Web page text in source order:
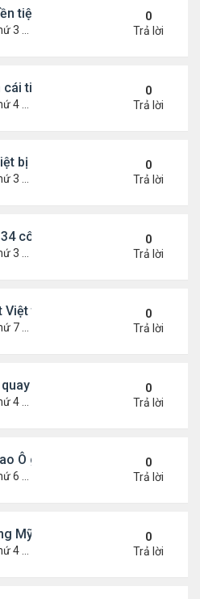
tiệm nail người Việt
31, 2026 4:25 pm
0
Trả lời
tiệm Dollar Tree
25, 2026 7:25 pm
0
Trả lời
bị bắn trọng thương trong vụ
24, 2026 6:27 pm
0
Trả lời
công dân VN bị Mỹ trục xuất
24, 2026 5:09 pm
0
Trả lời
Việt tử vong do bị cuốn vào máy
21, 2026 4:50 pm
0
Trả lời
lén hơn 100 phụ nữ trong
18, 2026 6:53 pm
0
Trả lời
Ô gốc Việt tại Mỹ
13, 2026 8:33 pm
0
Trả lời
Mỹ sống lại mâu thuẫn
11, 2026 4:49 pm
0
Trả lời